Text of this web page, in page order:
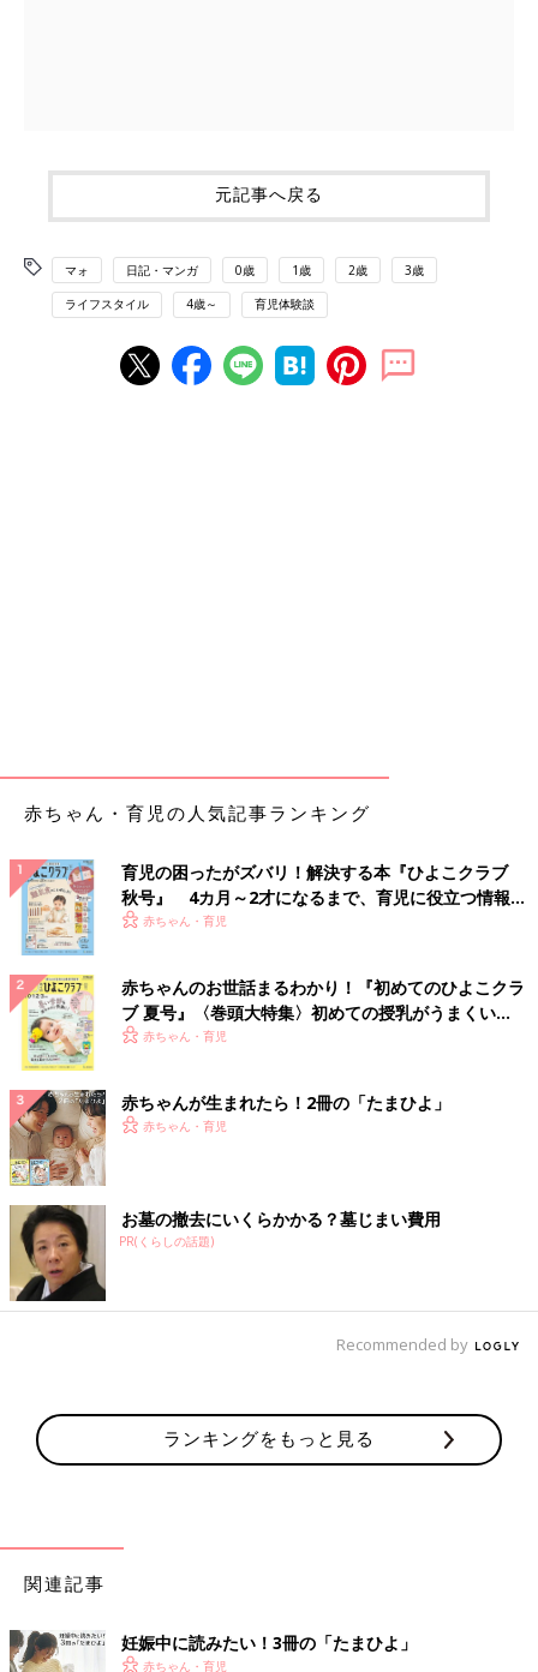
元記事へ戻る
マォ 日記・マンガ 0歳 1歳 2歳 3歳
ライフスタイル 4歳～ 育児体験談
赤ちゃん・育児の人気記事ランキング
育児の困ったがズバリ！解決する本『ひよこクラブ
秋号』 4カ月～2才になるまで、育児に役立つ情報が
いっぱい！
赤ちゃん・育児
赤ちゃんのお世話まるわかり！『初めてのひよこクラ
ブ 夏号』〈巻頭大特集〉初めての授乳がうまくい
く！ おっぱい・ミルクの基本と夏のトラブル 解決テ
赤ちゃん・育児
赤ちゃんが生まれたら！2冊の「たまひよ」
赤ちゃん・育児
お墓の撤去にいくらかかる？墓じまい費用
PR(くらしの話題)
Recommended by
ランキングをもっと見る
関連記事
妊娠中に読みたい！3冊の「たまひよ」
赤ちゃん・育児